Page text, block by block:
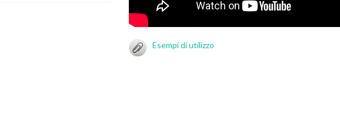
Esempi di utilizzo